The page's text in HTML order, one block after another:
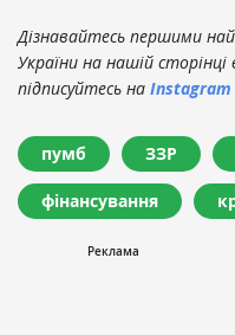
Дізнавайтесь першими
України на нашій сторінці
підписуйтесь на Instagram
пумб ЗЗР
фінансування